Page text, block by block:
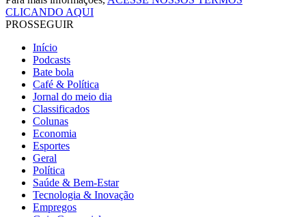
CLICANDO AQUI
PROSSEGUIR
Início
Podcasts
Bate bola
Café & Política
Jornal do meio dia
Classificados
Colunas
Economia
Esportes
Geral
Política
Saúde & Bem-Estar
Tecnologia & Inovação
Empregos